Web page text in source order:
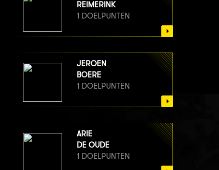
REIMERINK
1 DOELPUNTEN
JEROEN
BOERE
1 DOELPUNTEN
ARIE
DE OUDE
1 DOELPUNTEN